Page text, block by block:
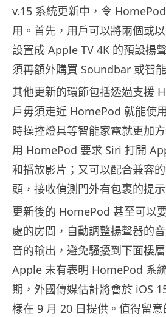
v.15 系統更新中，令
用。首先，用戶可以將兩個或
設置成 Apple TV 4K 的預設揚
須再額外購買 Soundbar 或智
其他更新的環節包括透過支援
戶毋須走近 HomePod 就能使
時操控燈具等智能家電就更加
用 HomePod 要求 Siri 打開
和播放影片；又可以配合兼容
頭，接收偵測門外有包裹的提示
更新後的 HomePod 甚至可以
處的房間，自動調整揚聲器的
音的輸出，避免騷擾到下面樓
Apple 未有表明 HomePod 系
期，外國傳媒估計將會於 iOS
樣在 9 月 20 日提供。值得留